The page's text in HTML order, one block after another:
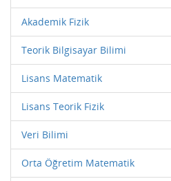
Akademik Fizik
Teorik Bilgisayar Bilimi
Lisans Matematik
Lisans Teorik Fizik
Veri Bilimi
Orta Öğretim Matematik